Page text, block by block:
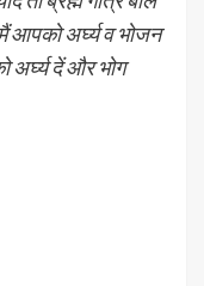
आपको अर्घ्य व भोजन
अर्घ्य दें और भोग